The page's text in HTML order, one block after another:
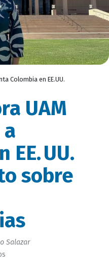
Colombia en EE.UU.
UAM
EE. UU.
sobre
Salazar